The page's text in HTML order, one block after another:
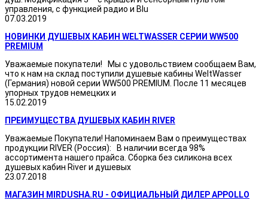
управления, с функцией радио и Blu
07.03.2019
НОВИНКИ ДУШЕВЫХ КАБИН WELTWASSER СЕРИИ WW500
PREMIUM
Уважаемые покупатели! Мы с удовольствием сообщаем Вам,
что к нам на склад поступили душевые кабины WeltWasser
(Германия) новой серии WW500 PREMIUM. После 11 месяцев
упорных трудов немецких и
15.02.2019
ПРЕИМУЩЕСТВА ДУШЕВЫХ КАБИН RIVER
Уважаемые Покупатели! Напоминаем Вам о преимуществах
продукции RIVER (Россия): В наличии всегда 98%
ассортимента нашего прайса. Сборка без силикона всех
душевых кабин River и душевых
23.07.2018
МАГАЗИН MIRDUSHA.RU - ОФИЦИАЛЬНЫЙ ДИЛЕР APPOLLO